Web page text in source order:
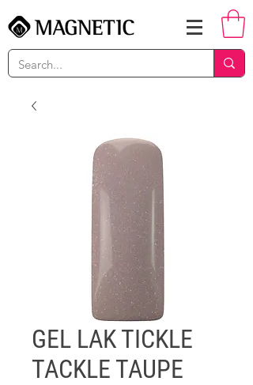
GEL LAK TICKLE
TACKLE TAUPE